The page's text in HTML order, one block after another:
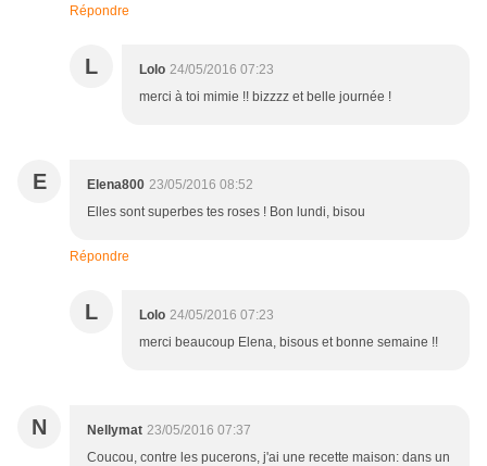
Répondre
L Lolo 24/05/2016 07:23
merci à toi mimie !! bizzzz et belle journée !
E Elena800 23/05/2016 08:52
Elles sont superbes tes roses ! Bon lundi, bisou
Répondre
L Lolo 24/05/2016 07:23
merci beaucoup Elena, bisous et bonne semaine !!
N Nellymat 23/05/2016 07:37
Coucou, contre les pucerons, j'ai une recette maison: dans un